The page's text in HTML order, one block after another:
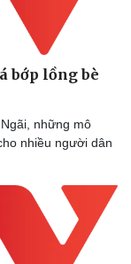
bớp lồng bè
những mô
nhiều người dân